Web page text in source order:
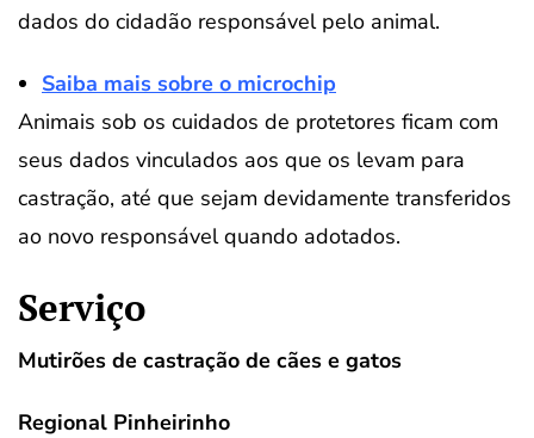
dados do cidadão responsável pelo animal.
Saiba mais sobre o microchip
Animais sob os cuidados de protetores ficam com
seus dados vinculados aos que os levam para
castração, até que sejam devidamente transferidos
ao novo responsável quando adotados.
Serviço
Mutirões de castração de cães e gatos
Regional Pinheirinho